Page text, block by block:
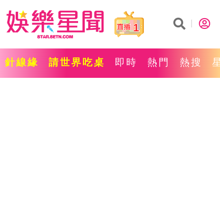
1
針線緣 請世界吃桌 即時 熱門 熱搜